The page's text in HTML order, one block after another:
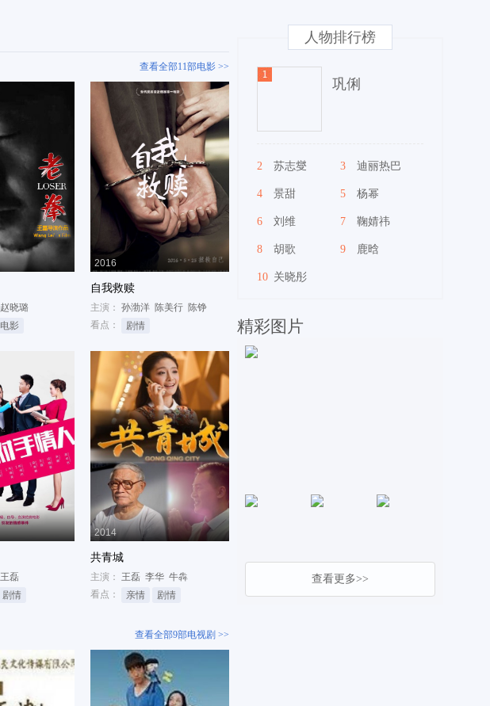
查看全部11部电影 >>
赵晓璐
影
2016
自我救赎
主演： 孙渤洋 陈美行 陈铮
看点：
剧情
王磊
剧情
2014
共青城
主演： 王磊 李华 牛犇
看点：
亲情 剧情
查看全部9部电视剧 >>
人物排行榜
巩俐
2 苏志燮 3 迪丽热巴
4 景甜 5 杨幂
6 刘维 7 鞠婧祎
8 胡歌 9 鹿晗
10 关晓彤
精彩图片
查看更多>>